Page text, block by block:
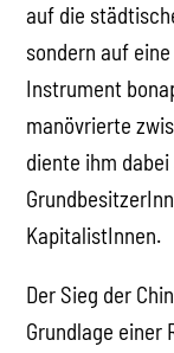
auf die
sondern auf
Instrument
manövrierte
diente ihm
KapitalistInnen.
Der Sieg der
Grundlage einer